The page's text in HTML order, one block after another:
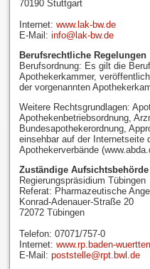
70190 Stuttgart
Internet: www.lak-bw.de
E-Mail: info@lak-bw.de
Berufsrechtliche Regelungen
Berufsordnung: Es gilt die
Apothekerkammer,
der vorgenannten
Weitere Rechtsgrundlagen:
Apothekenbetriebsordnung,
Bundesapothekerordnung,
einsehbar auf der Internetseite
Apothekerverbände
Zuständige Aufsichtsbehörde
Regierungspräsidium Tübingen
Referat: Pharmazeutische
Konrad-Adenauer-Straße 20
72072 Tübingen
Telefon: 07071/757-0
Internet: www.rp.baden-
E-Mail: poststelle@rpt.bwl.de